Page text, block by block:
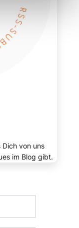
Dich von uns
im Blog gibt.